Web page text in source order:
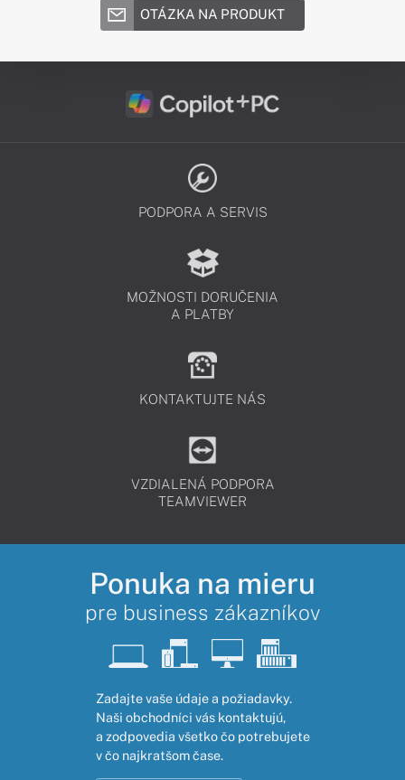
OTÁZKA NA PRODUKT
PODPORA A SERVIS
MOŽNOSTI DORUČENIA
A PLATBY
KONTAKTUJTE NÁS
VZDIALENÁ PODPORA
TEAMVIEWER
Ponuka na mieru
pre business zákazníkov
Zadajte vaše údaje a požiadavky.
Naši obchodníci vás kontaktujú,
a zodpovedia všetko čo potrebujete
v čo najkratšom čase.